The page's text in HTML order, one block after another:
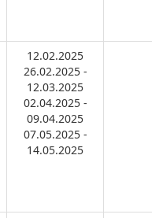
12.02.2025
26.02.2025 -
12.03.2025
02.04.2025 -
09.04.2025
07.05.2025 -
14.05.2025